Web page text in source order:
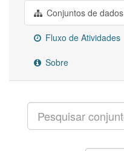
Conjuntos de dados
Fluxo de Atividades
Sobre